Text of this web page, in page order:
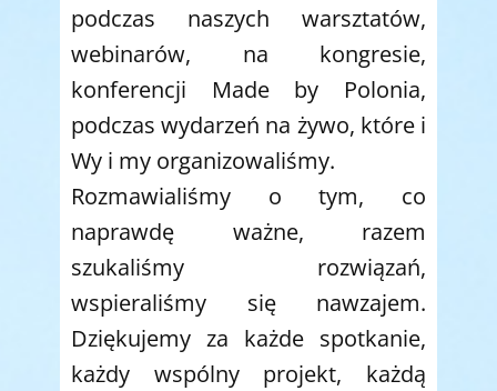
podczas naszych warsztatów,
webinarów, na kongresie,
konferencji Made by Polonia,
podczas wydarzeń na żywo, które i
Wy i my organizowaliśmy.
Rozmawialiśmy o tym, co
naprawdę ważne, razem
szukaliśmy rozwiązań,
wspieraliśmy się nawzajem.
Dziękujemy za każde spotkanie,
każdy wspólny projekt, każdą